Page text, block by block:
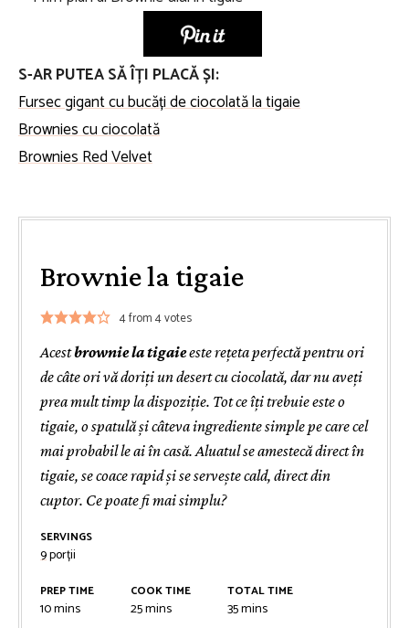
S-AR PUTEA SĂ ÎȚI PLACĂ ȘI:
Fursec gigant cu bucăți de ciocolată la tigaie
Brownies cu ciocolată
Brownies Red Velvet
Brownie la tigaie
4from4votes
Acestbrownie la tigaieeste rețeta perfectă pentru ori
de câte ori vă doriți un desert cu ciocolată, dar nu aveți
prea mult timp la dispoziție. Tot ce îți trebuie este o
tigaie, o spatulă și câteva ingrediente simple pe care cel
mai probabil le ai în casă. Aluatul se amestecă direct în
tigaie, se coace rapid și se servește cald, direct din
cuptor. Ce poate fi mai simplu?
SERVINGS
9porții
PREP TIME
10minutes
mins
COOK TIME
25minutes
mins
TOTAL TIME
35minutes
mins